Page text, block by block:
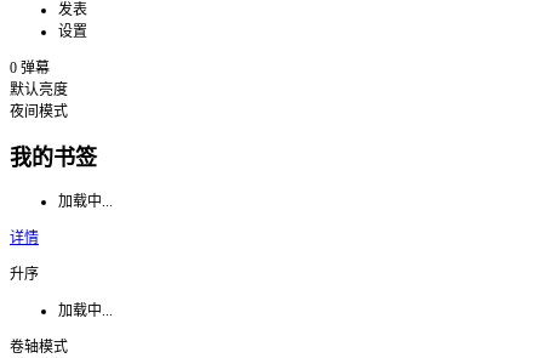
发表
设置
0 弹幕
默认亮度
夜间模式
我的书签
加载中...
详情
升序
加载中...
卷轴模式